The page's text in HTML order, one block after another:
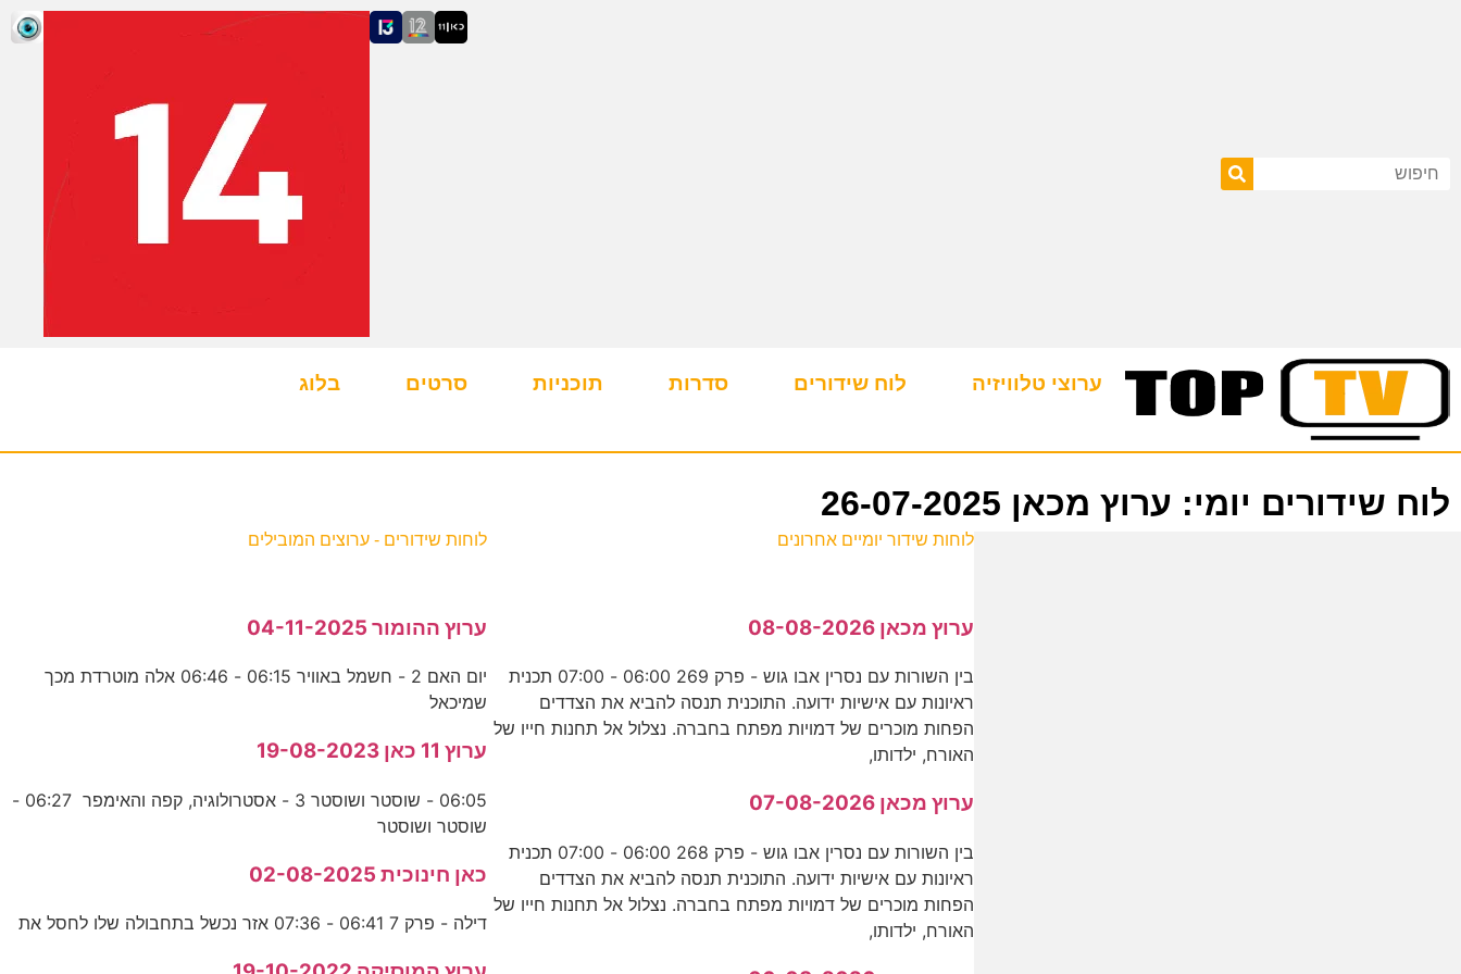
ערוצי טלוויזיה לוח שידורים סדרות תוכניות סרטים בלוג
לוח שידורים יומי: ערוץ מכאן 26-07-2025
לוחות שידור יומיים אחרונים
ערוץ מכאן 08-08-2026
בין השורות עם נסרין אבו גוש - פרק 269 06:00 - 07:00 תכנית
ראיונות עם אישיות ידועה. התוכנית תנסה להביא את הצדדים
הפחות מוכרים של דמויות מפתח בחברה. נצלול אל תחנות חייו של
האורח, ילדותו,
ערוץ מכאן 07-08-2026
בין השורות עם נסרין אבו גוש - פרק 268 06:00 - 07:00 תכנית
ראיונות עם אישיות ידועה. התוכנית תנסה להביא את הצדדים
הפחות מוכרים של דמויות מפתח בחברה. נצלול אל תחנות חייו של
האורח, ילדותו,
לוחות שידורים - ערוצים המובילים
ערוץ ההומור 04-11-2025
יום האם 2 - חשמל באוויר 06:15 - 06:46 אלה מוטרדת מכך
שמיכאל
ערוץ 11 כאן 19-08-2023
06:05 - שוסטר ושוסטר 3 - אסטרולוגיה, קפה והאימפר 06:27 -
שוסטר ושוסטר
כאן חינוכית 02-08-2025
דילה - פרק 7 06:41 - 07:36 אזר נכשל בתחבולה שלו לחסל את